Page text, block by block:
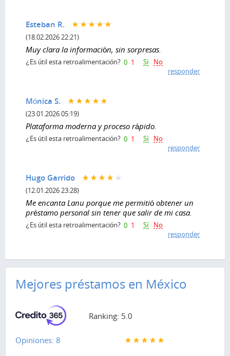
Esteban R.
(18.02.2026 22:21)
Muy clara la información, sin sorpresas.
¿Es útil esta retroalimentación? 0 1 Sí No
responder
Mónica S.
(23.01.2026 05:19)
Plataforma moderna y proceso rápido.
¿Es útil esta retroalimentación? 0 1 Sí No
responder
Hugo Garrido
(12.01.2026 23:28)
Me encanta Lanu porque me permitió obtener un
préstamo personal sin tener que salir de mi casa.
¿Es útil esta retroalimentación? 0 1 Sí No
responder
Mejores préstamos en México
Ranking: 5.0
Opiniones: 8